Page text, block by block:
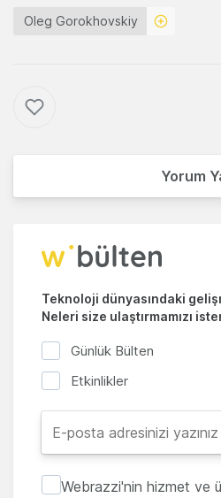
Oleg Gorokhovskiy
Yorum
Teknoloji dünyasındaki
Neleri size ulaştırmamızı
Günlük Bülten
Etkinlikler
Webrazzi'nin hizmet ve